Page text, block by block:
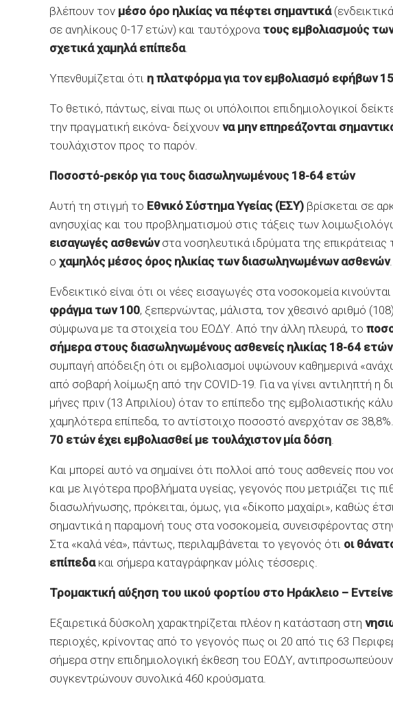
βλέπουν τον μέσο όρο ηλικίας να πέφτει σημαντικά
σε ανηλίκους 0-17 ετών) και ταυτόχρονα τους εμβολιασμούς
σχετικά χαμηλά επίπεδα.
Υπενθυμίζεται ότι η πλατφόρμα για τον εμβολιασμό εφήβων
Το θετικό, πάντως, είναι πως οι υπόλοιποι επιδημιολογικοί
την πραγματική εικόνα- δείχνουν να μην επηρεάζονται
τουλάχιστον προς το παρόν.
Ποσοστό-ρεκόρ για τους διασωληνωμένους 18-64 ετών
Αυτή τη στιγμή το Εθνικό Σύστημα Υγείας (ΕΣΥ) βρίσκεται σε
ανησυχίας και του προβληματισμού στις τάξεις των
εισαγωγές ασθενώνστα νοσηλευτικά ιδρύματα της επικράτειας
ο χαμηλός μέσος όρος ηλικίας των διασωληνωμένων ασθενών.
Ενδεικτικό είναι ότι οι νέες εισαγωγές στα νοσοκομεία
φράγμα των 100, ξεπερνώντας, μάλιστα, τον χθεσινό αριθμό
σύμφωνα με τα στοιχεία του ΕΟΔΥ. Από την άλλη πλευρά, το
σήμερα στους διασωληνωμένους ασθενείς ηλικίας 18-64 ετών
συμπαγή απόδειξη ότι οι εμβολιασμοί υψώνουν καθημερινά
από σοβαρή λοίμωξη από την COVID-19. Για να γίνει αντιληπτή η
μήνες πριν (13 Απριλίου) όταν το επίπεδο της εμβολιαστικής
χαμηλότερα επίπεδα, το αντίστοιχο ποσοστό ανερχόταν σε 38,8%.
70 ετών έχει εμβολιασθεί με τουλάχιστον μία δόση.
Και μπορεί αυτό να σημαίνει ότι πολλοί από τους ασθενείς που
και με λιγότερα προβλήματα υγείας, γεγονός που μετριάζει τις
διασωλήνωσης, πρόκειται, όμως, για «δίκοπο μαχαίρι», καθώς
σημαντικά η παραμονή τους στα νοσοκομεία, συνεισφέροντας
Στα «καλά νέα», πάντως, περιλαμβάνεται το γεγονός ότι οι
επίπεδακαι σήμερα καταγράφηκαν μόλις τέσσερις.
Τρομακτική αύξηση του ιικού φορτίου στο Ηράκλειο –
Εξαιρετικά δύσκολη χαρακτηρίζεται πλέον η κατάσταση στη
περιοχές, κρίνοντας από το γεγονός πως οι 20 από τις 63
σήμερα στην επιδημιολογική έκθεση του ΕΟΔΥ,
συγκεντρώνουν συνολικά 460 κρούσματα.